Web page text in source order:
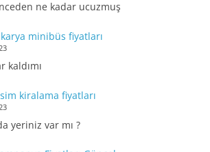
ne kadar ucuzmuş
minibüs fiyatları
kaldımı
kiralama fiyatları
yeriniz var mı ?